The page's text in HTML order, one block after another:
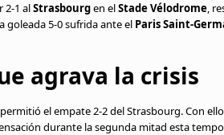
2-1 alStrasbourgen elStade Vélodrome,
goleada 5-0 sufrida ante el Paris Saint-
agrava la crisis
el empate 2-2 del Strasbourg. Con
durante la segunda mitad esta